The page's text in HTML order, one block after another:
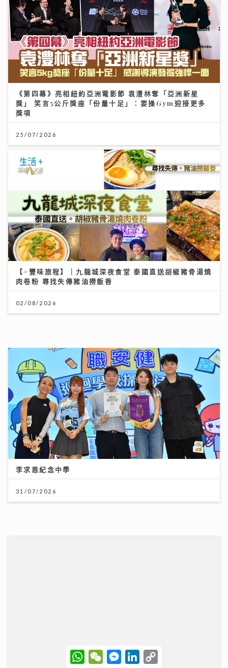
《第四幕》亮相紐約亞洲電影節 袁澧林奪「亞洲新星
獎」 笑言5公斤獎座「份量十足」：要操Gym迎接更多
獎項
25/07/2026
【#豐味旅程】｜九龍城深夜食堂 泰國直送胡椒豬骨湯燒
肉卷粉 尋找失傳豬油撈飯香
02/08/2026
李求恩紀念中學
W
h
W
e
M
e
L